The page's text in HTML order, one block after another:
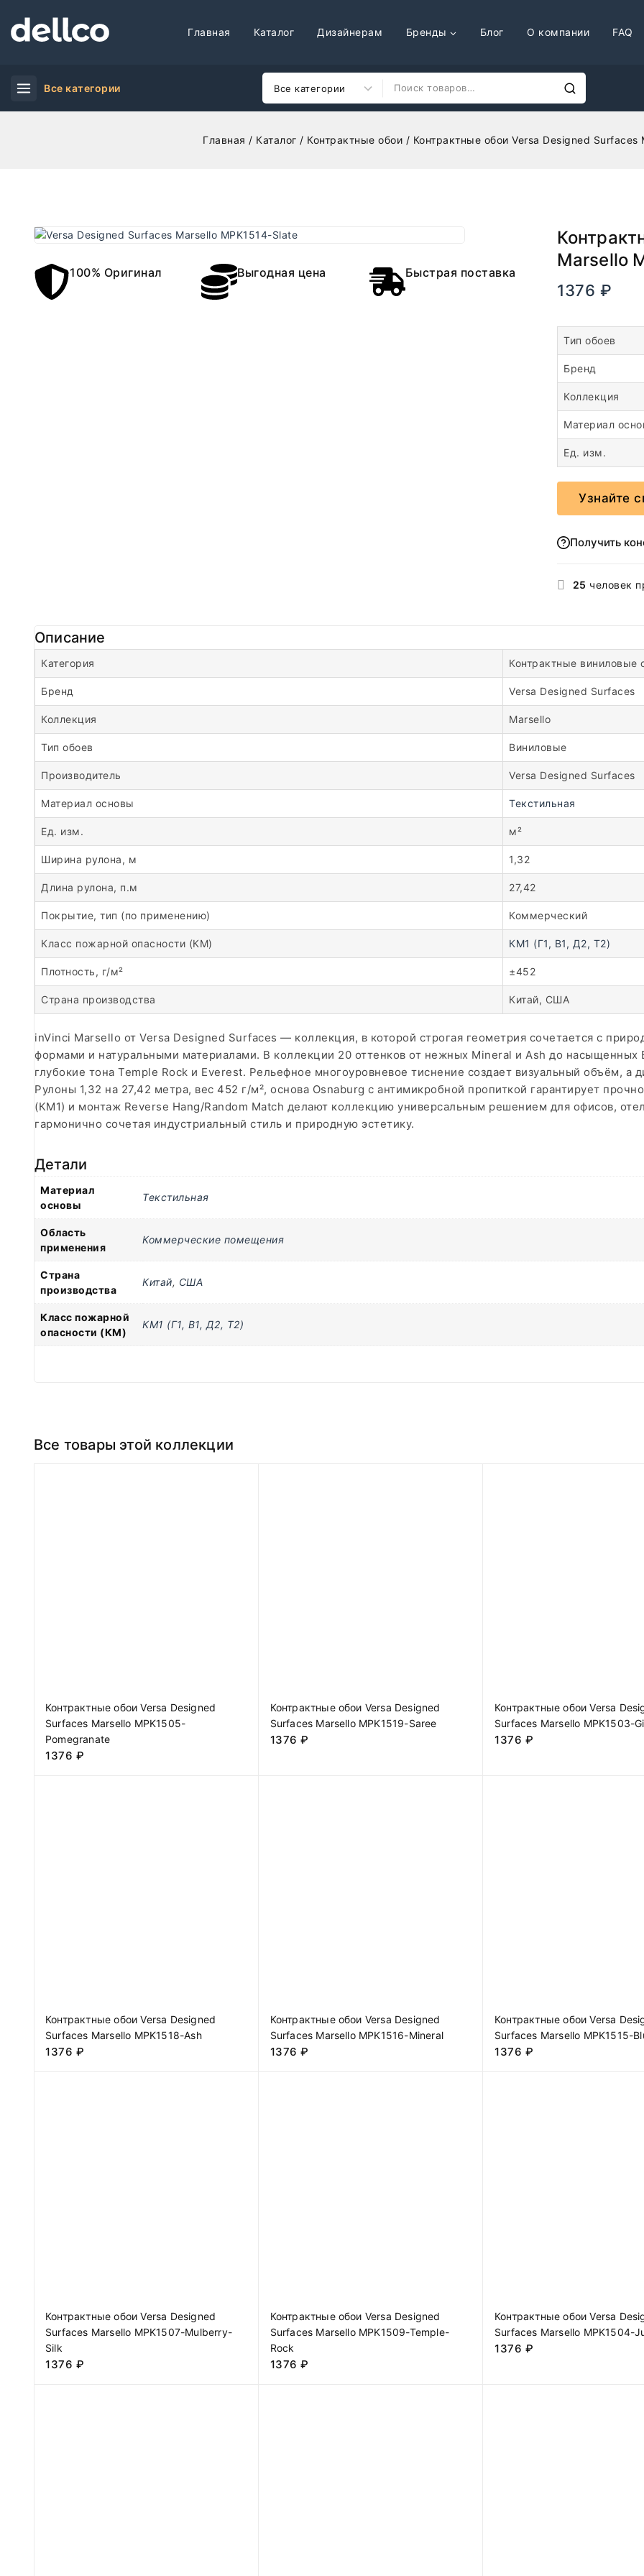
Главная Каталог Дизайнерам Бренды Блог О компании FAQ
Все категории
Главная / Каталог / Контрактные обои / Контрактные обои Versa Designed Surfaces
100% Оригинал Выгодная цена Быстрая поставка
Marsello
1376 ₽
Тип обоев
Бренд
Коллекция
Материал
Ед. изм.
Узнайте
Получить
25 человек
Описание
Категория Контрактные виниловые
Бренд Versa Designed Surfaces
Коллекция Marsello
Тип обоев Виниловые
Производитель Versa Designed Surfaces
Материал основы Текстильная
Ед. изм. м²
Ширина рулона, м 1,32
Длина рулона, п.м 27,42
Покрытие, тип (по применению) Коммерческий
Класс пожарной опасности (КМ) КМ1 (Г1, В1, Д2, Т2)
Плотность, г/м² ±452
Страна производства Китай, США
inVinci Marsello от Versa Designed Surfaces — коллекция, в которой строгая геометрия сочетается с
формами и натуральными материалами. В коллекции 20 оттенков от нежных Mineral и Ash до
глубокие тона Temple Rock и Everest. Рельефное многоуровневое тиснение создает визуальный объём, а
Рулоны 1,32 на 27,42 метра, вес 452 г/м², основа Osnaburg с антимикробной пропиткой гарантирует
(КМ1) и монтаж Reverse Hang/Random Match делают коллекцию универсальным решением для офисов,
гармонично сочетая индустриальный стиль и природную эстетику.
Детали
Материал
основы
Текстильная
Область
применения
Коммерческие помещения
Страна
производства
Китай, США
Класс пожарной
опасности (КМ)
КМ1 (Г1, В1, Д2, Т2)
Все товары этой коллекции
Контрактные обои Versa Designed
Surfaces Marsello MPK1505-
Pomegranate
1376 ₽
Контрактные обои Versa Designed
Surfaces Marsello MPK1519-Saree
1376 ₽
Контрактные обои Versa
Surfaces Marsello MPK1503-
1376 ₽
Контрактные обои Versa Designed
Surfaces Marsello MPK1518-Ash
1376 ₽
Контрактные обои Versa Designed
Surfaces Marsello MPK1516-Mineral
1376 ₽
Контрактные обои Versa
Surfaces Marsello MPK1515-
1376 ₽
Контрактные обои Versa Designed
Surfaces Marsello MPK1507-Mulberry-
Silk
1376 ₽
Контрактные обои Versa Designed
Surfaces Marsello MPK1509-Temple-
Rock
1376 ₽
Контрактные обои Versa
Surfaces Marsello MPK1504-
1376 ₽